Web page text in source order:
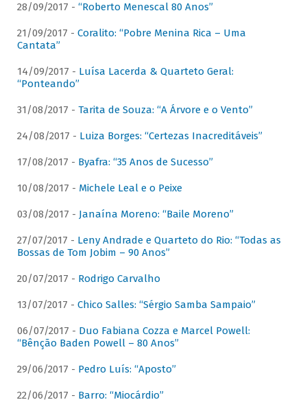
28/09/2017 - “Roberto Menescal 80 Anos”
21/09/2017 - Coralito: “Pobre Menina Rica – Uma
Cantata”
14/09/2017 - Luísa Lacerda & Quarteto Geral:
“Ponteando”
31/08/2017 - Tarita de Souza: “A Árvore e o Vento”
24/08/2017 - Luiza Borges: “Certezas Inacreditáveis”
17/08/2017 - Byafra: “35 Anos de Sucesso”
10/08/2017 - Michele Leal e o Peixe
03/08/2017 - Janaína Moreno: “Baile Moreno”
27/07/2017 - Leny Andrade e Quarteto do Rio: “Todas as
Bossas de Tom Jobim – 90 Anos”
20/07/2017 - Rodrigo Carvalho
13/07/2017 - Chico Salles: “Sérgio Samba Sampaio”
06/07/2017 - Duo Fabiana Cozza e Marcel Powell:
“Bênção Baden Powell – 80 Anos”
29/06/2017 - Pedro Luís: “Aposto”
22/06/2017 - Barro: “Miocárdio”